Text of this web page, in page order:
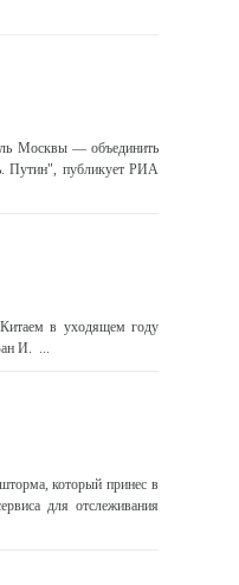
Москвы — объединить
Путин", публикует РИА
в уходящем году
И. ...
который принес в
для отслеживания